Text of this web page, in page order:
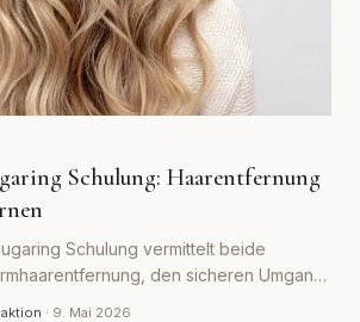
Schulung: Haarentfernung
Schulung vermittelt beide
den sicheren Umgang
· 9. Mai 2026